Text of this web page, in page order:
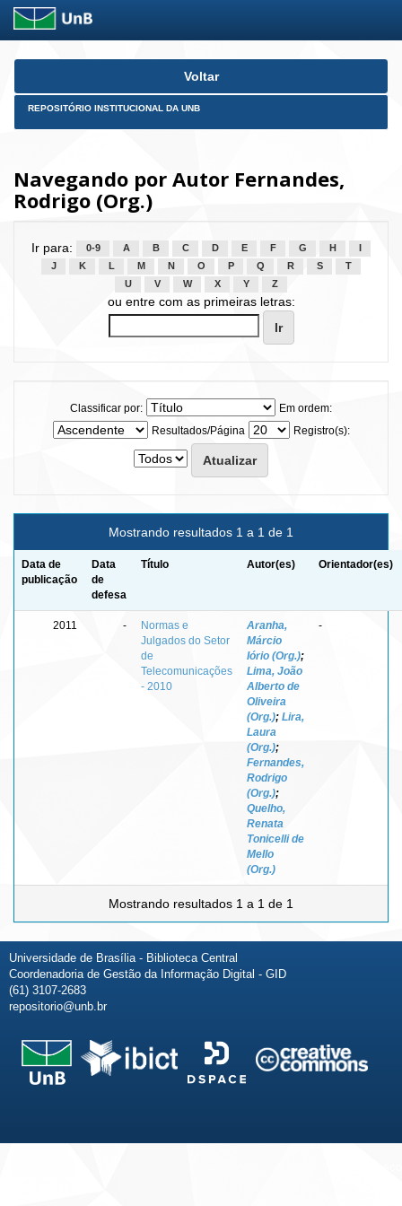
Skip
Voltar
REPOSITÓRIO INSTITUCIONAL DA UNB
Navegando por Autor Fernandes,
Rodrigo (Org.)
Ir para: 0-9 A B C D E F G H
J
K L M N O P Q R S
T
U
V W X Y Z
ou entre com as primeiras letras:
Classificar por:
Em ordem:
Resultados/Página
Registro(s):
Mostrando resultados 1 a 1 de 1
Data de
publicação
Data
de
defesa
Título Autor(es) Orientador(es)
2011 -
Normas e
Julgados do Setor
de
Telecomunicações
- 2010
Aranha,
Márcio
Iório (Org.);
Lima, João
Alberto de
Oliveira
(Org.); Lira,
Laura
(Org.);
Fernandes,
Rodrigo
(Org.);
Quelho,
Renata
Tonicelli de
Mello
(Org.)
-
Mostrando resultados 1 a 1 de 1
Universidade de Brasília - Biblioteca Central
Coordenadoria de Gestão da Informação Digital - GID
(61) 3107-2683
repositorio@unb.br